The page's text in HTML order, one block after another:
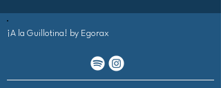
¡A la Guillotina! by Egorax